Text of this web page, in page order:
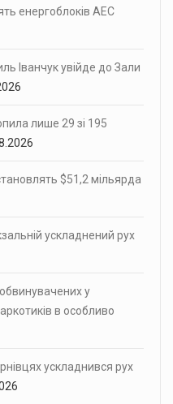
енергоблоків АЕС
Іванчук увійде до Зали
лише 29 зі 195
$51,2 мільярда
ускладнений рух
у
в особливо
ускладнився рух